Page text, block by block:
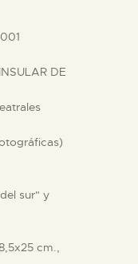
DE
sur" y
cm.,